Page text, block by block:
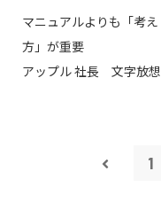
マニュアルよりも「考え
方」が重要
アップル 社長 文字放想
1